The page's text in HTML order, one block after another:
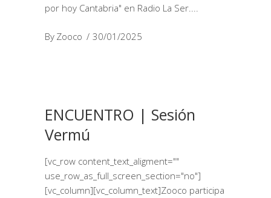
por hoy Cantabria" en Radio La Ser.
By Zooco 30/01/2025
ENCUENTRO | Sesión
Vermú
[vc_row content_text_aligment=""
use_row_as_full_screen_section="no"]
[vc_column][vc_column_text]Zooco participa